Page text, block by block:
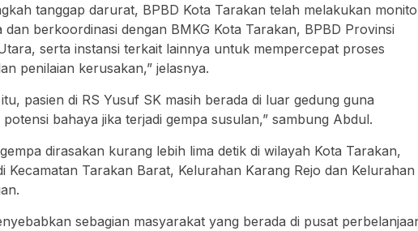
tanggap darurat, BPBD Kota Tarakan telah melakukan
dan berkoordinasi dengan BMKG Kota Tarakan, BPBD Provinsi
serta instansi terkait lainnya untuk mempercepat proses
penilaian kerusakan,” jelasnya.
pasien di RS Yusuf SK masih berada di luar gedung guna
bahaya jika terjadi gempa susulan,” sambung Abdul.
dirasakan kurang lebih lima detik di wilayah Kota Tarakan,
Kecamatan Tarakan Barat, Kelurahan Karang Rejo dan Kelurahan
sebagian masyarakat yang berada di pusat